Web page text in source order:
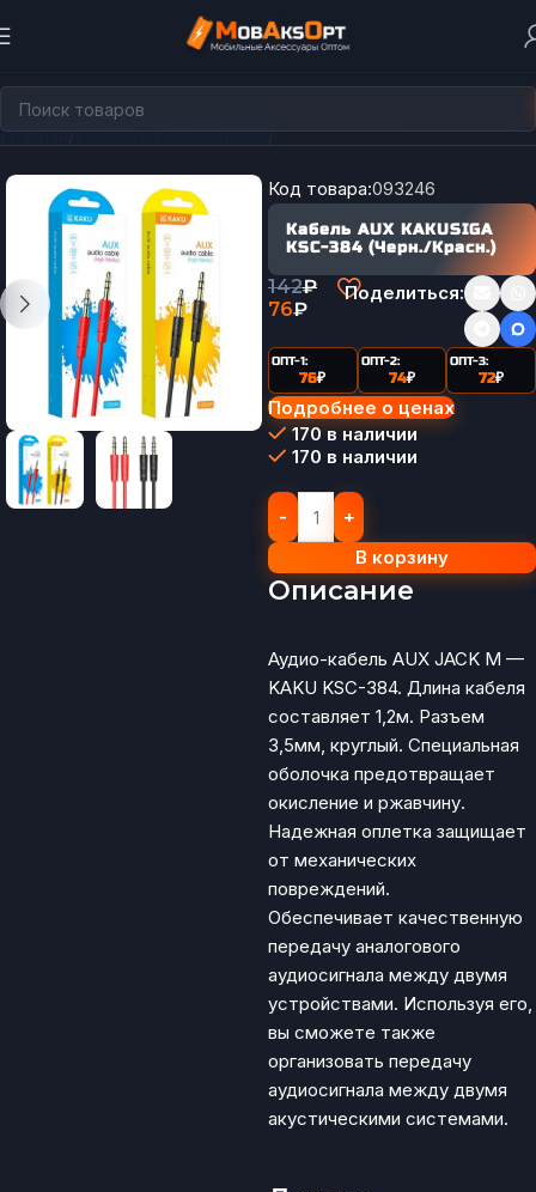
Главная Кабели и переходники Кабели AUX
Код товара:093246
Кабель AUX KAKUSIGA
KSC-384 (Черн./Красн.)
142₽
76₽
Поделиться:
ОПТ-1:
76₽
ОПТ-2:
74₽
ОПТ-3:
72₽
Подробнее о ценах
170 в наличии
170 в наличии
В корзину
Описание
Аудио-кабель AUX JACK M —
KAKU KSC-384. Длина кабеля
составляет 1,2м. Разъем
3,5мм, круглый. Специальная
оболочка предотвращает
окисление и ржавчину.
Надежная оплетка защищает
от механических
повреждений.
Обеспечивает качественную
передачу аналогового
аудиосигнала между двумя
устройствами. Используя его,
вы сможете также
организовать передачу
аудиосигнала между двумя
акустическими системами.